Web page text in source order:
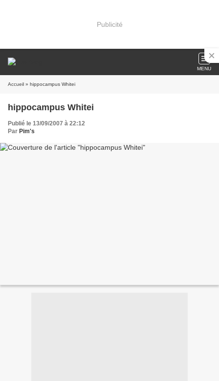
Publicité
MENU
Accueil » hippocampus Whitei
hippocampus Whitei
Publié le 13/09/2007 à 22:12
Par Pim's